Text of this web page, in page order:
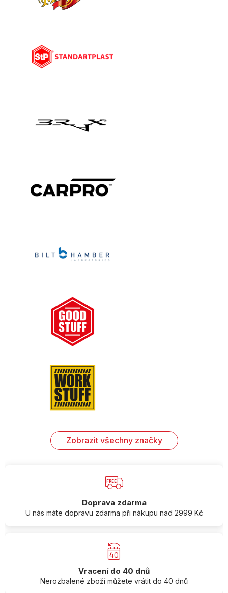
Zobrazit všechny značky
Doprava zdarma
U nás máte dopravu zdarma při nákupu nad 2999 Kč
Vracení do 40 dnů
Nerozbalené zboží můžete vrátit do 40 dnů